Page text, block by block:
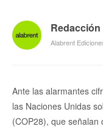
Alabrent
Ante las alarmantes
las Naciones Unidas
(COP28), que